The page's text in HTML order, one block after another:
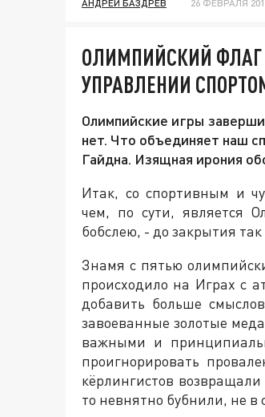
АНДРЕЙ БАЗДРЕВ 26 ФЕВРАЛЯ
ОЛИМПИЙСКИЙ ФЛАГ
УПРАВЛЕНИИ
Олимпийские игры
нет. Что объединяет наш
Гайдна. Изящная ирония
Итак, со спортивным и
чем, по сути, является
бобслею, - до закрытия
Знамя с пятью
происходило на Играх с
добавить больше
завоеванные золотые
важными и
проигнорировать
кёрлингистов
то невнятно бубнили, не в